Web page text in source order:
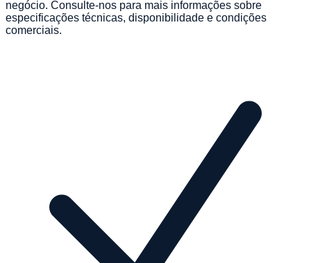
negócio. Consulte-nos para mais informações sobre
especificações técnicas, disponibilidade e condições
comerciais.